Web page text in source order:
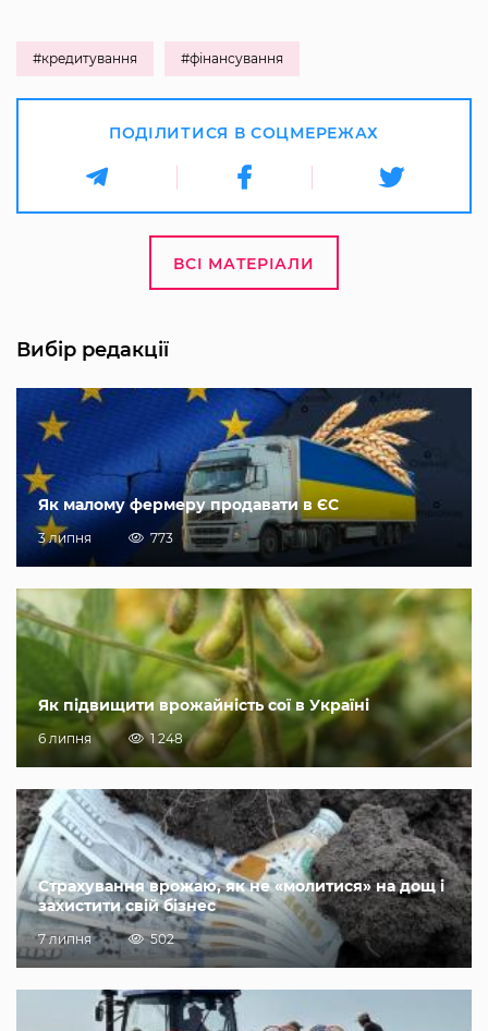
#кредитування #фінансування
ПОДІЛИТИСЯ В СОЦМЕРЕЖАХ
ВСІ МАТЕРІАЛИ
Вибір редакції
Як малому фермеру продавати в ЄС
3 липня 773
Як підвищити врожайність сої в Україні
6 липня 1 248
Страхування врожаю, як не «молитися» на дощ і
захистити свій бізнес
7 липня 502